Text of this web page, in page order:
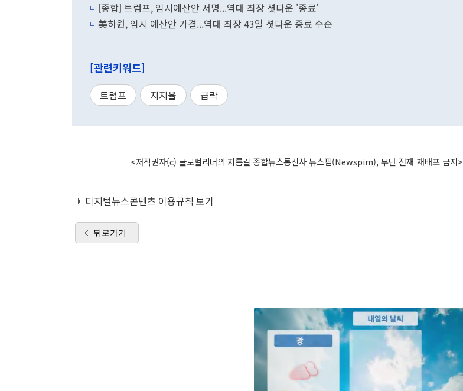
[종합] 트럼프, 임시예산안 서명...역대 최장 셧다운 '종료'
美하원, 임시 예산안 가결...역대 최장 43일 셧다운 종료 수순
[관련키워드]
트럼프 지지율 급락
<저작권자(c) 글로벌리더의 지름길 종합뉴스통신사 뉴스핌(Newspim), 무단 전재-재배포 금지>
디지털뉴스콘텐츠 이용규칙 보기
뒤로가기